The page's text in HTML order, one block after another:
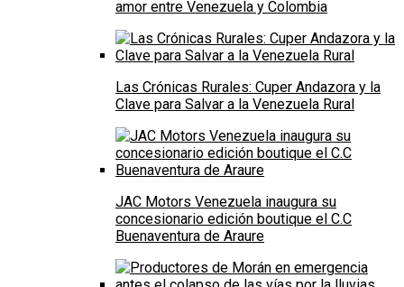
amor entre Venezuela y Colombia
Las Crónicas Rurales: Cuper Andazora y la
Clave para Salvar a la Venezuela Rural
JAC Motors Venezuela inaugura su
concesionario edición boutique el C.C
Buenaventura de Araure